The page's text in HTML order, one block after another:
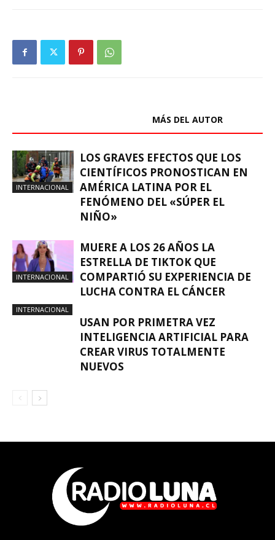
MÁS DEL AUTOR
INTERNACIONAL
LOS GRAVES EFECTOS QUE LOS
CIENTÍFICOS PRONOSTICAN EN
AMÉRICA LATINA POR EL
FENÓMENO DEL «SÚPER EL
NIÑO»
INTERNACIONAL
MUERE A LOS 26 AÑOS LA
ESTRELLA DE TIKTOK QUE
COMPARTIÓ SU EXPERIENCIA DE
LUCHA CONTRA EL CÁNCER
INTERNACIONAL
USAN POR PRIMETRA VEZ
INTELIGENCIA ARTIFICIAL PARA
CREAR VIRUS TOTALMENTE
NUEVOS